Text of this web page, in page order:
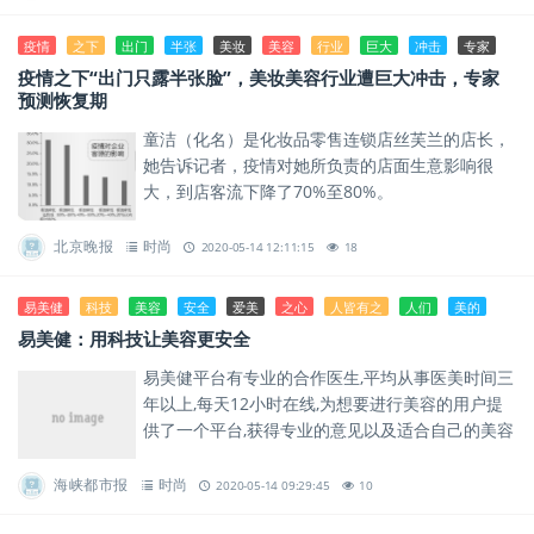
疫情 之下 出门 半张 美妆 美容 行业 巨大 冲击 专家
疫情之下“出门只露半张脸”，美妆美容行业遭巨大冲击，专家
预测恢复期
童洁（化名）是化妆品零售连锁店丝芙兰的店长，
她告诉记者，疫情对她所负责的店面生意影响很
大，到店客流下降了70%至80%。
北京晚报 时尚 2020-05-14 12:11:15 18
易美健 科技 美容 安全 爱美 之心 人皆有之 人们 美的
易美健：用科技让美容更安全
易美健平台有专业的合作医生,平均从事医美时间三
年以上,每天12小时在线,为想要进行美容的用户提
供了一个平台,获得专业的意见以及适合自己的美容
海峡都市报 时尚 2020-05-14 09:29:45 10